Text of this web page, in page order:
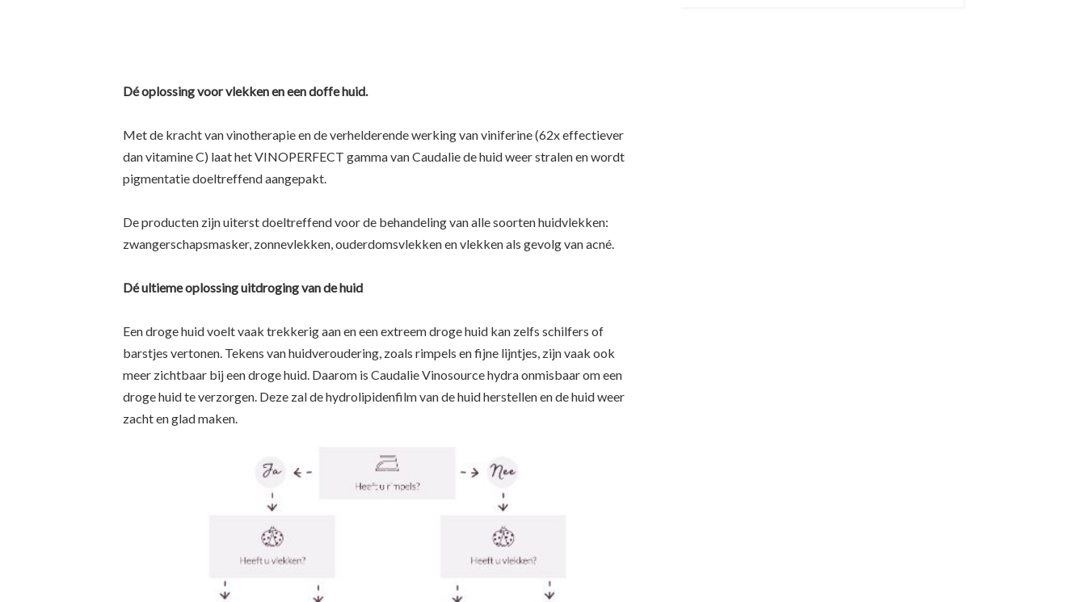
Dé oplossing voor vlekken en een doffe huid.
Met de kracht van vinotherapie en de verhelderende werking van viniferine (62x effectiever
dan vitamine C) laat het VINOPERFECT gamma van Caudalie de huid weer stralen en wordt
pigmentatie doeltreffend aangepakt.
De producten zijn uiterst doeltreffend voor de behandeling van alle soorten huidvlekken:
zwangerschapsmasker, zonnevlekken, ouderdomsvlekken en vlekken als gevolg van acné.
Dé ultieme oplossing uitdroging van de huid
Een droge huid voelt vaak trekkerig aan en een extreem droge huid kan zelfs schilfers of
barstjes vertonen. Tekens van huidveroudering, zoals rimpels en fijne lijntjes, zijn vaak ook
meer zichtbaar bij een droge huid. Daarom is Caudalie Vinosource hydra onmisbaar om een
droge huid te verzorgen. Deze zal de hydrolipidenfilm van de huid herstellen en de huid weer
zacht en glad maken.